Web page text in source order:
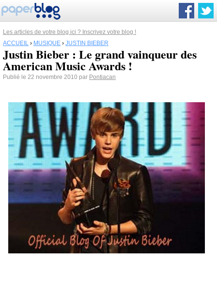
Les articles de votre blog ici ? Inscrivez votre blog !
ACCUEIL › MUSIQUE › JUSTIN BIEBER
Justin Bieber : Le grand vainqueur des
American Music Awards !
Publié le 22 novembre 2010 par Pontiacan